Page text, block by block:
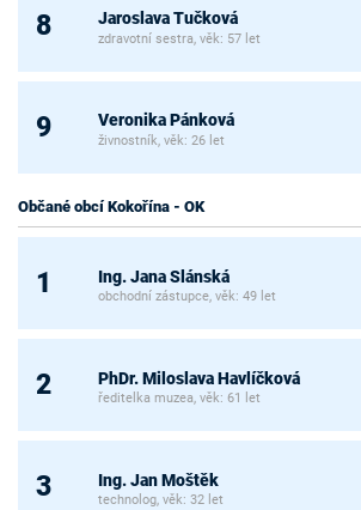
8 Jaroslava Tučková
zdravotní sestra, věk: 57 let
9 Veronika Pánková
živnostník, věk: 26 let
Občané obcí Kokořína - OK
1 Ing. Jana Slánská
obchodní zástupce, věk: 49 let
2 PhDr. Miloslava Havlíčková
ředitelka muzea, věk: 61 let
3 Ing. Jan Moštěk
technolog, věk: 32 let